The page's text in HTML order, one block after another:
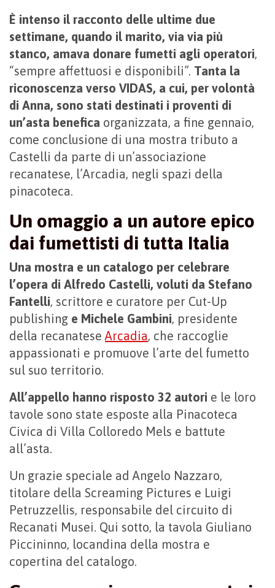
È intenso il racconto delle ultime due
settimane, quando il marito, via via più
stanco, amava donare fumetti agli operatori,
“sempre affettuosi e disponibili”. Tanta la
riconoscenza verso VIDAS, a cui, per volontà
di Anna, sono stati destinati i proventi di
un’asta benefica organizzata, a fine gennaio,
come conclusione di una mostra tributo a
Castelli da parte di un’associazione
recanatese, l’Arcadia, negli spazi della
pinacoteca.
Un omaggio a un autore epico
dai fumettisti di tutta Italia
Una mostra e un catalogo per celebrare
l’opera di Alfredo Castelli, voluti da Stefano
Fantelli, scrittore e curatore per Cut-Up
publishing e Michele Gambini, presidente
della recanatese Arcadia, che raccoglie
appassionati e promuove l’arte del fumetto
sul suo territorio.
All’appello hanno risposto 32 autori e le loro
tavole sono state esposte alla Pinacoteca
Civica di Villa Colloredo Mels e battute
all’asta.
Un grazie speciale ad Angelo Nazzaro,
titolare della Screaming Pictures e Luigi
Petruzzellis, responsabile del circuito di
Recanati Musei. Qui sotto, la tavola Giuliano
Piccininno, locandina della mostra e
copertina del catalogo.